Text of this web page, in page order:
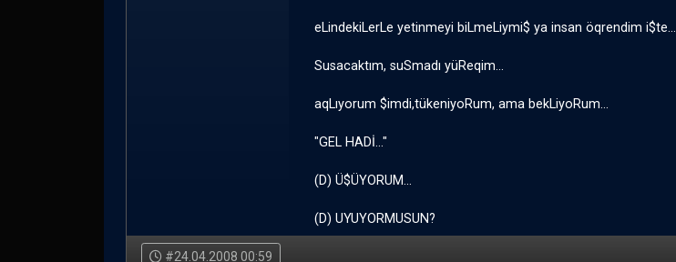
eLindekiLerLe yetinmeyi biLmeLiymi$ ya insan öqrendim i$te...
Susacaktım, suSmadı yüReqim...
aqLıyorum $imdi,tükeniyoRum, ama bekLiyoRum...
"GEL HADİ..."
(D) Ü$ÜYORUM...
(D) UYUYORMUSUN?
#24.04.2008 00:59